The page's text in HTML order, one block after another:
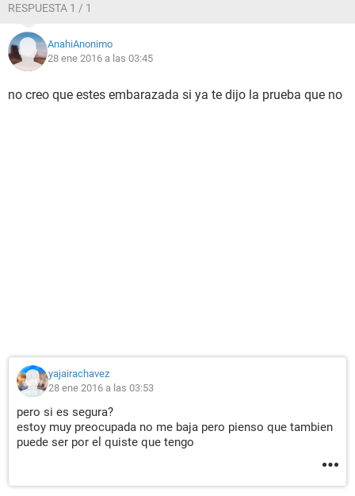
RESPUESTA 1 / 1
AnahiAnonimo
28 ene 2016 a las 03:45
no creo que estes embarazada si ya te dijo la prueba que no
yajairachavez
28 ene 2016 a las 03:53
pero si es segura?
estoy muy preocupada no me baja pero pienso que tambien
puede ser por el quiste que tengo